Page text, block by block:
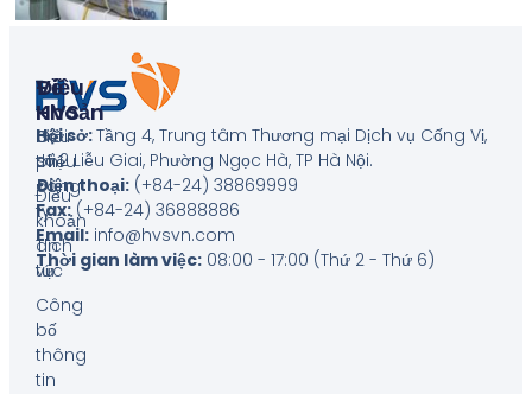
Hội sở:Tầng 4, Trung tâm Thương mại Dịch vụ Cống Vị,
số 2 Liễu Giai, Phường Ngọc Hà, TP Hà Nội.
Điện thoại:(+84-24) 38869999
Fax:(+84-24) 36888886
Email:info@hvsvn.com
Thời gian làm việc:08:00 - 17:00 (Thứ 2 - Thứ 6)
Về
HVS
Giới
thiệu
công
ty
Tin
tức
Công
bố
thông
tin
Điều
Khoản
Biểu
phí
Điều
khoản
dịch
vụ